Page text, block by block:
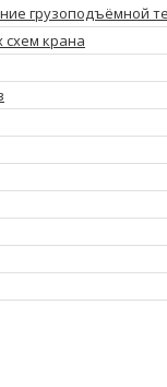
грузоподъёмной
схем крана